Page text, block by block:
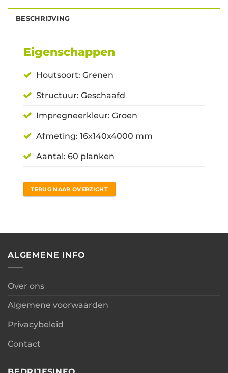
BESCHRIJVING
Eigenschappen
Houtsoort: Grenen
Structuur: Geschaafd
Impregneerkleur: Groen
Afmeting: 16x140x4000 mm
Aantal: 60 planken
TERUG NAAR OVERZICHT
ALGEMENE INFO
Over ons
Algemene voorwaarden
Privacybeleid
Contact